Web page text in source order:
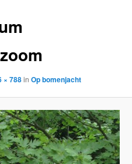
× 788inOp bomenjacht